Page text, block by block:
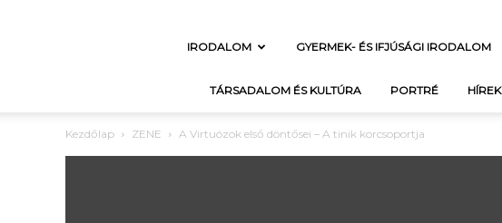
IRODALOM GYERMEK- ÉS IFJÚSÁGI IRODALOM
TÁRSADALOM ÉS KULTÚRA PORTRÉ HÍREK
Kezdőlap ZENE A Virtuózok első döntősei – A tinik korcsoportja